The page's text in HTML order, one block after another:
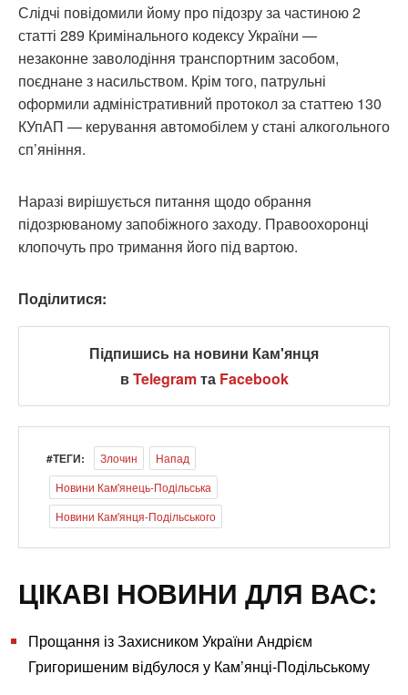
Слідчі повідомили йому про підозру за частиною 2
статті 289 Кримінального кодексу України —
незаконне заволодіння транспортним засобом,
поєднане з насильством. Крім того, патрульні
оформили адміністративний протокол за статтею 130
КУпАП — керування автомобілем у стані алкогольного
сп’яніння.
Наразі вирішується питання щодо обрання
підозрюваному запобіжного заходу. Правоохоронці
клопочуть про тримання його під вартою.
Поділитися:
Підпишись на новини Кам'янця
вTelegramта Facebook
#ТЕГИ: Злочин
Напад
Новини Кам'янець-Подільська
Новини Кам'янця-Подільського
ЦІКАВІ НОВИНИ ДЛЯ ВАС:
Прощання із Захисником України Андрієм
Григоришеним відбулося у Кам’янці-Подільському